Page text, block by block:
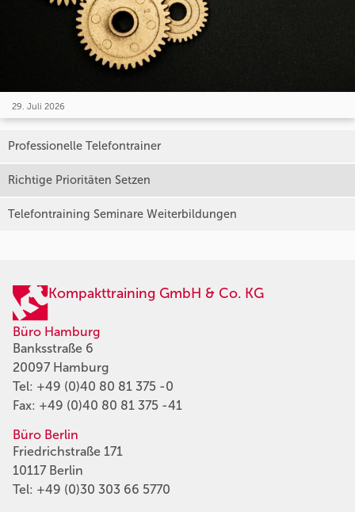
29. Juli 2026
Professionelle Telefontrainer
Richtige Prioritäten Setzen
Telefontraining Seminare Weiterbildungen
Kompakttraining GmbH & Co. KG
Büro Hamburg
Banksstraße 6
20097 Hamburg
Tel: +49 (0)40 80 81 375 -0
Fax: +49 (0)40 80 81 375 -41
Büro Berlin
Friedrichstraße 171
10117 Berlin
Tel: +49 (0)30 303 66 5770